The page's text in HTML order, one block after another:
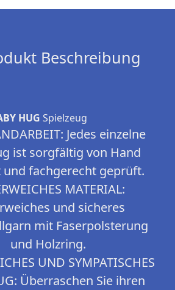
Beschreibung
HUG Spielzeug
Jedes einzelne
ist sorgfältig von Hand
fachgerecht geprüft.
MATERIAL:
und sicheres
mit Faserpolsterung
und Holzring.
UND SYMPATISCHES
Überraschen Sie ihren